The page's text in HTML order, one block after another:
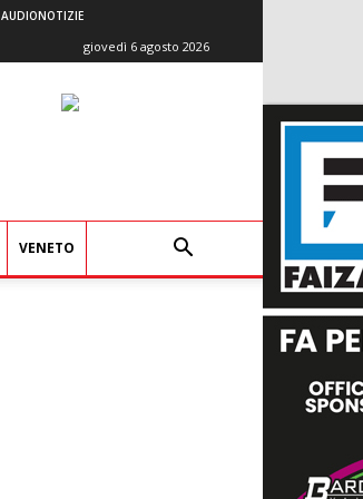
AUDIONOTIZIE
giovedì 6 agosto 2026
VENETO